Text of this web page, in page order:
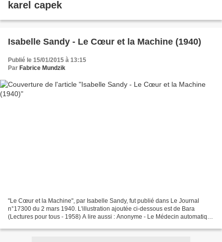
karel capek
Isabelle Sandy - Le Cœur et la Machine (1940)
Publié le 15/01/2015 à 13:15
Par Fabrice Mundzik
"Le Cœur et la Machine", par Isabelle Sandy, fut publié dans Le Journal
n°17300 du 2 mars 1940. L'illustration ajoutée ci-dessous est de Bara
(Lectures pour tous - 1958) A lire aussi : Anonyme - Le Médecin automatique